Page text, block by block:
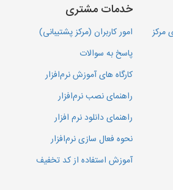
مرکز
خدمات مشتری
امور کاربران (مرکز پشتیبانی)
پاسخ به سوالات
کارگاه های آموزش نرم‌افزار
راهنمای نصب نرم‌افزار
راهنمای دانلود نرم افزار
نحوه فعال سازی نرم‌افزار
آموزش استفاده از کد تخفیف